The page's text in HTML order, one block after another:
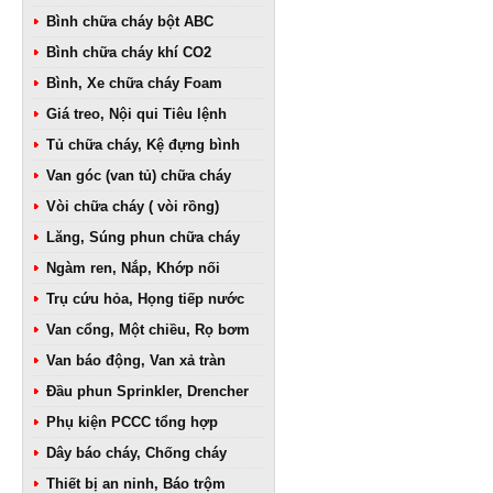
Bình chữa cháy bột ABC
Bình chữa cháy khí CO2
Bình, Xe chữa cháy Foam
Giá treo, Nội qui Tiêu lệnh
Tủ chữa cháy, Kệ đựng bình
Van góc (van tủ) chữa cháy
Vòi chữa cháy ( vòi rồng)
Lăng, Súng phun chữa cháy
Ngàm ren, Nắp, Khớp nối
Trụ cứu hỏa, Họng tiếp nước
Van cổng, Một chiều, Rọ bơm
Van báo động, Van xả tràn
Đầu phun Sprinkler, Drencher
Phụ kiện PCCC tổng hợp
Dây báo cháy, Chống cháy
Thiết bị an ninh, Báo trộm